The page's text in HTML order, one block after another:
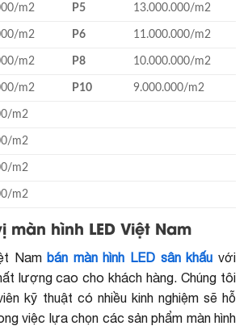
m2 P5 13.000.000/m2
m2 P6 11.000.000/m2
m2 P8 10.000.000/m2
m2 P10 9.000.000/m2
m2
m2
m2
m2
màn hình LED Việt Nam
Nam bán màn hình LED sân khấu với
lượng cao cho khách hàng. Chúng tôi
kỹ thuật có nhiều kinh nghiệm sẽ hỗ
việc lựa chọn các sản phẩm màn hình